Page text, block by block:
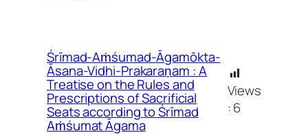
Śrīmad-Aṁśumad-Āgamōkta-
Āsana-Vidhi-Prakaraṇam : A
Treatise on the Rules and
Prescriptions of Sacrificial
Seats according to Śrīmad
Aṁśumat Āgama
Views
:6